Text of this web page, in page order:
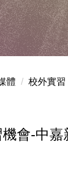
體 校外實習
會-中